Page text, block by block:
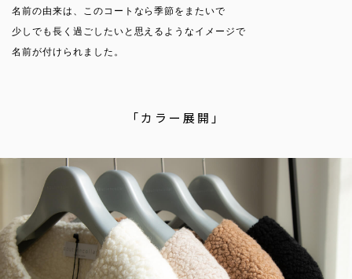
名前の由来は、このコートなら季節をまたいで
少しでも長く過ごしたいと思えるようなイメージで
名前が付けられました。
「カラー展開」